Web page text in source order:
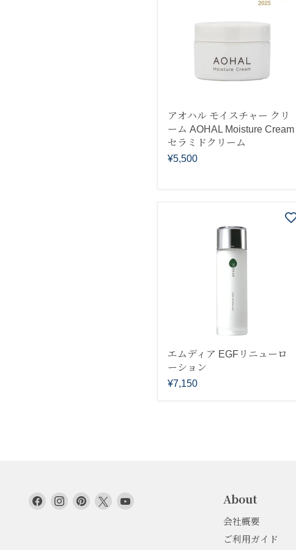
アオハル モイスチャー クリ
ーム AOHAL Moisture Cream
セラミドクリーム
¥5,500
エムディア EGFリニューロ
ーション
¥7,150
FacebookInstagramPinterest
Twitter YouTube
About
会社概要
ご利用ガイド